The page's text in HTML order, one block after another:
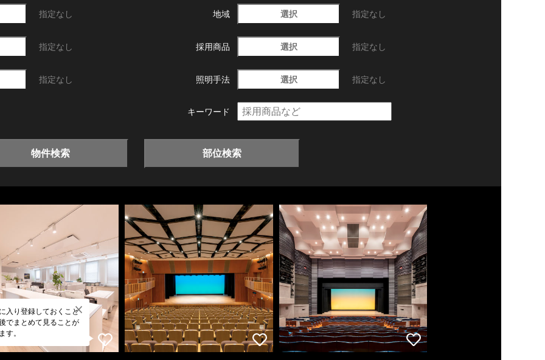
指定なし 地域 選択 指定なし
指定なし 採用商品 選択 指定なし
指定なし 照明手法 選択 指定なし
キーワード
物件検索 部位検索
入り登録しておくこと
でまとめて見ることが
す。